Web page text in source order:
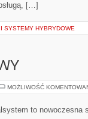
[…]
SYSTEMY HYBRYDOWE
MOŻLIWOŚĆ
to nowoczesna